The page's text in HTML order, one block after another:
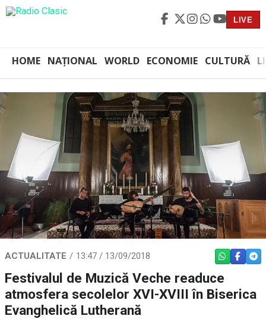
LIVE
HOME NAȚIONAL WORLD ECONOMIE CULTURĂ
ACTUALITATE 13:47 / 13/09/2018 WHATSAPP
Festivalul de Muzică Veche readuce
atmosfera secolelor XVI-XVIII în Biserica
Evanghelică Lutherană